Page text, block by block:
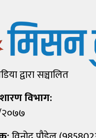
द्वारा सञ्चालित
विभाग: